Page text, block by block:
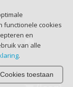
functionele cookies
en
van alle
.
Cookies toestaan